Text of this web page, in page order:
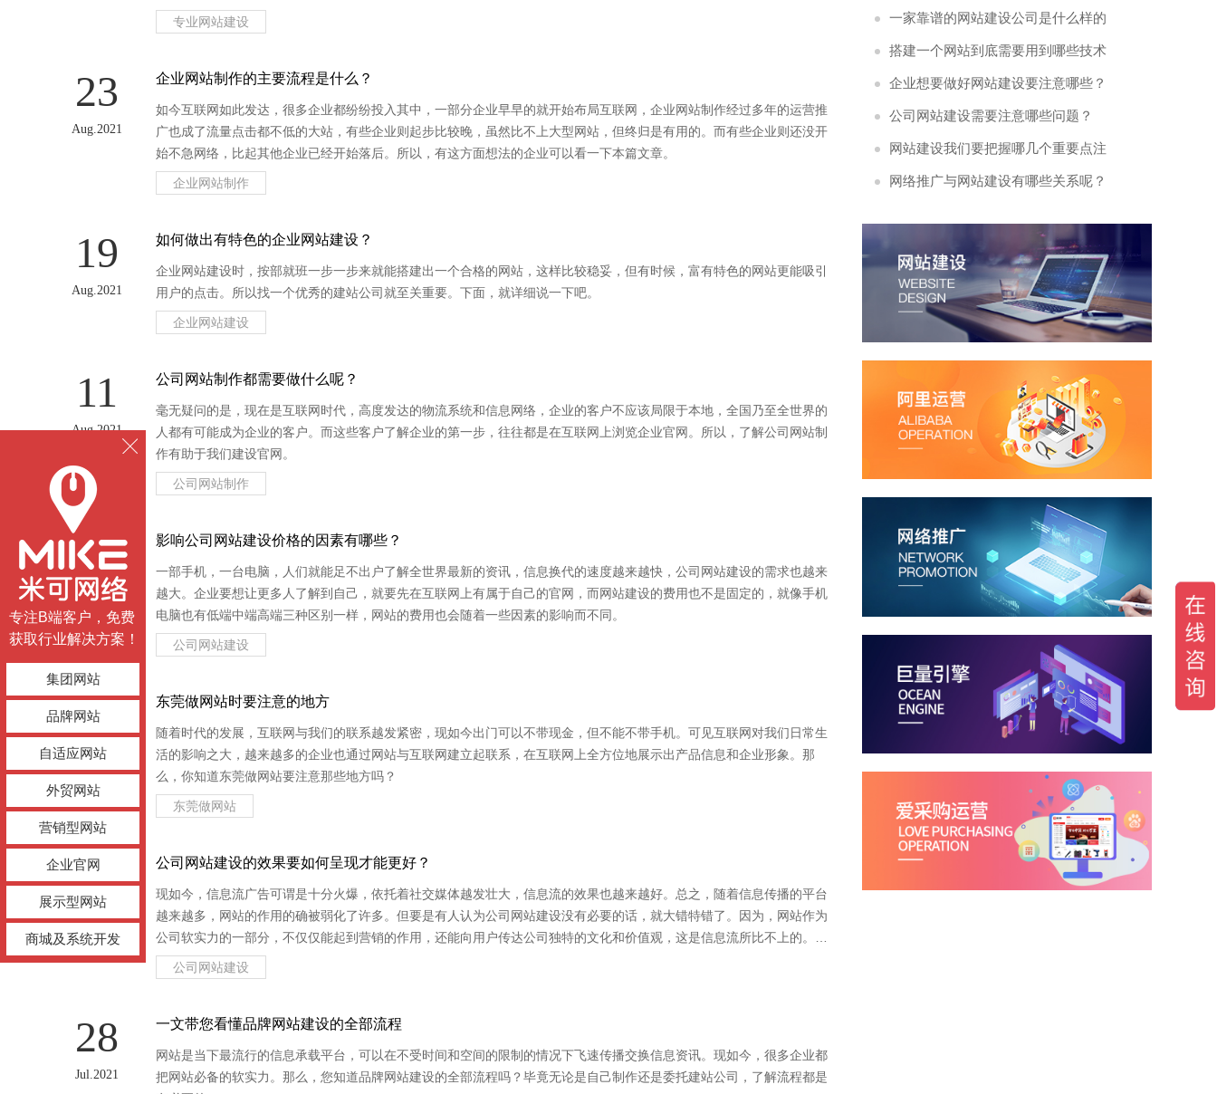
专业网站建设
23
Aug.2021
企业网站制作的主要流程是什么？
如今互联网如此发达，很多企业都纷纷投入其中，一部分企业早早的就开始布局互联网，企业网站制作经过多年的运营推
广也成了流量点击都不低的大站，有些企业则起步比较晚，虽然比不上大型网站，但终归是有用的。而有些企业则还没开
始不急网络，比起其他企业已经开始落后。所以，有这方面想法的企业可以看一下本篇文章。
企业网站制作
19
Aug.2021
如何做出有特色的企业网站建设？
企业网站建设时，按部就班一步一步来就能搭建出一个合格的网站，这样比较稳妥，但有时候，富有特色的网站更能吸引
用户的点击。所以找一个优秀的建站公司就至关重要。下面，就详细说一下吧。
企业网站建设
11
Aug.2021
公司网站制作都需要做什么呢？
毫无疑问的是，现在是互联网时代，高度发达的物流系统和信息网络，企业的客户不应该局限于本地，全国乃至全世界的
人都有可能成为企业的客户。而这些客户了解企业的第一步，往往都是在互联网上浏览企业官网。所以，了解公司网站制
作有助于我们建设官网。
公司网站制作
09
Aug.2021
影响公司网站建设价格的因素有哪些？
一部手机，一台电脑，人们就能足不出户了解全世界最新的资讯，信息换代的速度越来越快，公司网站建设的需求也越来
越大。企业要想让更多人了解到自己，就要先在互联网上有属于自己的官网，而网站建设的费用也不是固定的，就像手机
电脑也有低端中端高端三种区别一样，网站的费用也会随着一些因素的影响而不同。
公司网站建设
04
Aug.2021
东莞做网站时要注意的地方
随着时代的发展，互联网与我们的联系越发紧密，现如今出门可以不带现金，但不能不带手机。可见互联网对我们日常生
活的影响之大，越来越多的企业也通过网站与互联网建立起联系，在互联网上全方位地展示出产品信息和企业形象。那
么，你知道东莞做网站要注意那些地方吗？
东莞做网站
02 公司网站建设的效果要如何呈现才能更好？
现如今，信息流广告可谓是十分火爆，依托着社交媒体越发壮大，信息流的效果也越来越好。总之，随着信息传播的平台
越来越多，网站的作用的确被弱化了许多。但要是有人认为公司网站建设没有必要的话，就大错特错了。因为，网站作为
公司软实力的一部分，不仅仅能起到营销的作用，还能向用户传达公司独特的文化和价值观，这是信息流所比不上的。那
么，公司网站建设的效果该如何呈现呢？
公司网站建设
28
Jul.2021
一文带您看懂品牌网站建设的全部流程
网站是当下最流行的信息承载平台，可以在不受时间和空间的限制的情况下飞速传播交换信息资讯。现如今，很多企业都
把网站必备的软实力。那么，您知道品牌网站建设的全部流程吗？毕竟无论是自己制作还是委托建站公司，了解流程都是
网络公司
一家靠谱的网站建设公司是什么样的
呢？
搭建一个网站到底需要用到哪些技术
呢?
企业想要做好网站建设要注意哪些？
公司网站建设需要注意哪些问题？
网站建设我们要把握哪几个重要点注
意呢？
网络推广与网站建设有哪些关系呢？
专注B端客户，免费
获取行业解决方案！
集团网站
品牌网站
自适应网站
外贸网站
营销型网站
企业官网
展示型网站
商城及系统开发